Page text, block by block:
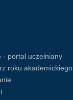
- portal uczelniany
roku akademickiego